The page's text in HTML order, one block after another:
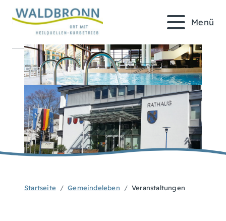
Menü
Startseite Gemeindeleben Veranstaltungen